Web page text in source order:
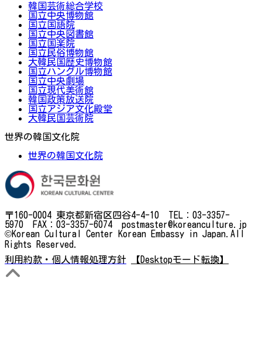
韓国芸術総合学校
国立中央博物館
国立国語院
国立中央図書館
国立国楽院
国立民俗博物館
大韓民国歴史博物館
国立ハングル博物館
国立中央劇場
国立現代美術館
韓国政策放送院
国立アジア文化殿堂
大韓民国芸術院
世界の韓国文化院
世界の韓国文化院
〒160-0004 東京都新宿区四谷4-4-10 TEL：03-3357-
5970 FAX：03-3357-6074 postmaster@koreanculture.jp
©Korean Cultural Center Korean Embassy in Japan.All
Rights Reserved.
利用約款・個人情報処理方針
【Desktopモード転換】